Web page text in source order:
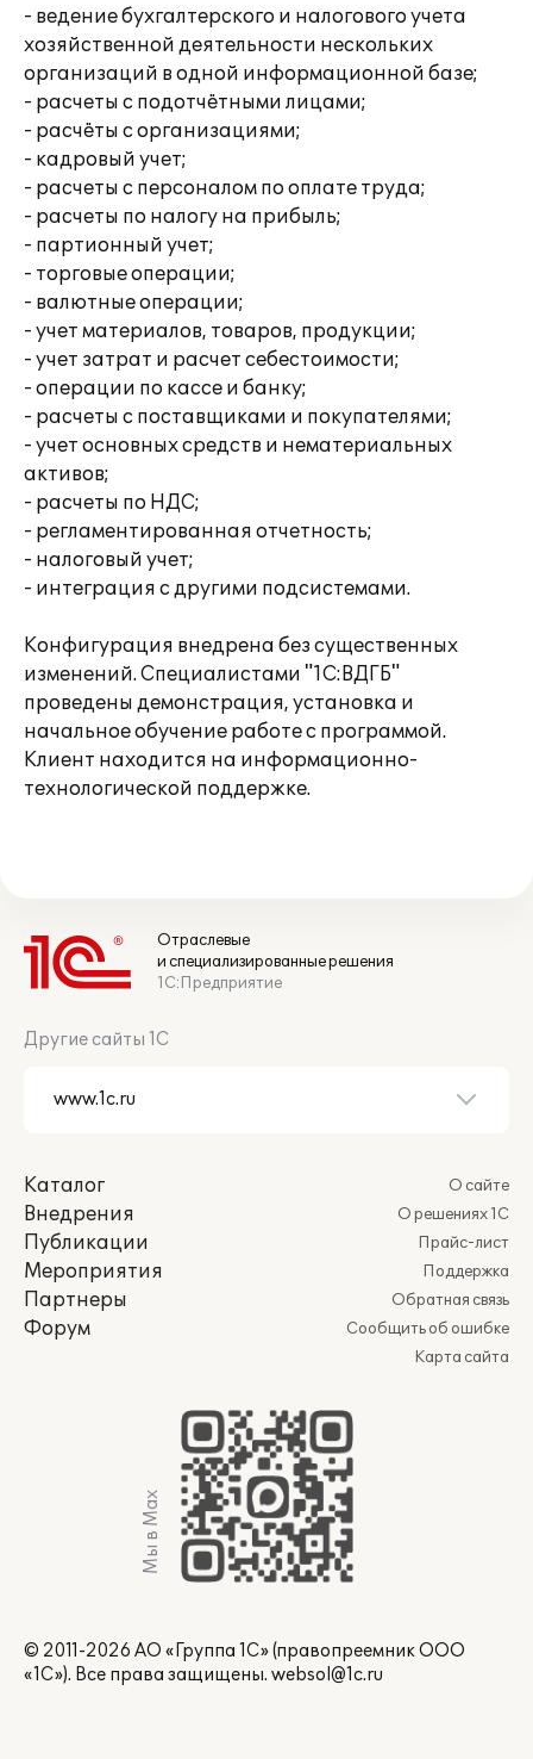
- ведение бухгалтерского и налогового учета
хозяйственной деятельности нескольких
организаций в одной информационной базе;
- расчеты с подотчётными лицами;
- расчёты с организациями;
- кадровый учет;
- расчеты с персоналом по оплате труда;
- расчеты по налогу на прибыль;
- партионный учет;
- торговые операции;
- валютные операции;
- учет материалов, товаров, продукции;
- учет затрат и расчет себестоимости;
- операции по кассе и банку;
- расчеты с поставщиками и покупателями;
- учет основных средств и нематериальных
активов;
- расчеты по НДС;
- регламентированная отчетность;
- налоговый учет;
- интеграция с другими подсистемами.
Конфигурация внедрена без существенных
изменений. Специалистами "1С:ВДГБ"
проведены демонстрация, установка и
начальное обучение работе с программой.
Клиент находится на информационно-
технологической поддержке.
Отраслевые
и специализированные решения
1С:Предприятие
Другие сайты 1С
Каталог
Внедрения
Публикации
Мероприятия
Партнеры
Форум
О сайте
О решениях 1С
Прайс-лист
Поддержка
Обратная связь
Сообщить об ошибке
Карта сайта
Мы в Max
© 2011-2026 АО «Группа 1С» (правопреемник ООО
«1С»). Все права защищены. websol@1c.ru